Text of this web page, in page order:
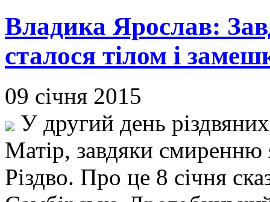
Владика Ярослав:
сталося тілом і
09 січня 2015
У другий день
Матір, завдяки смиренню
Різдво. Про це 8 січня